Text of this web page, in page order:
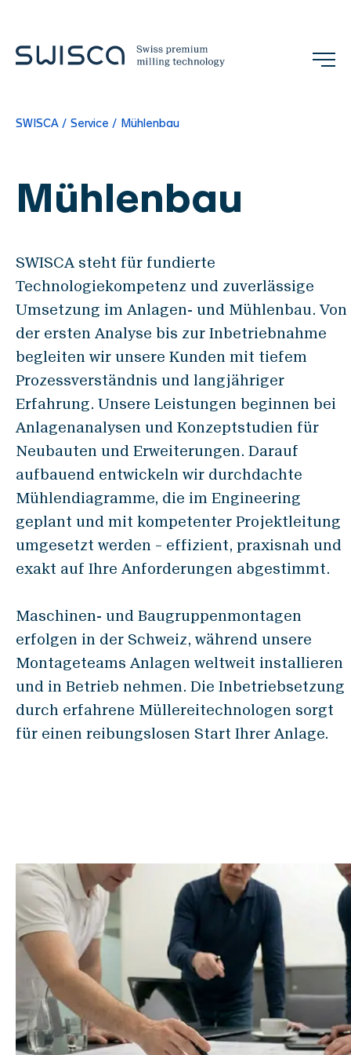
SWISCA Service Mühlenbau
Mühlenbau
SWISCA steht für fundierte
Technologiekompetenz und zuverlässige
Umsetzung im Anlagen- und Mühlenbau. Von
der ersten Analyse bis zur Inbetriebnahme
begleiten wir unsere Kunden mit tiefem
Prozessverständnis und langjähriger
Erfahrung. Unsere Leistungen beginnen bei
Anlagenanalysen und Konzeptstudien für
Neubauten und Erweiterungen. Darauf
aufbauend entwickeln wir durchdachte
Mühlendiagramme, die im Engineering
geplant und mit kompetenter Projektleitung
umgesetzt werden – effizient, praxisnah und
exakt auf Ihre Anforderungen abgestimmt.
Maschinen- und Baugruppenmontagen
erfolgen in der Schweiz, während unsere
Montageteams Anlagen weltweit installieren
und in Betrieb nehmen. Die Inbetriebsetzung
durch erfahrene Müllereitechnologen sorgt
für einen reibungslosen Start Ihrer Anlage.
Unternehmen
Philosophie
Referenzen
Team
Messen & Events
Standorte & Kontakt
News
Jobs
Whitepapers
Industrien
Mühlenindustrie
Brauerei
Service
Mühlenbau
Unterhalt & Optimierung
Verwiege-Systeme
GRANO
MICRO
INSCA
FLOBA
CERVO